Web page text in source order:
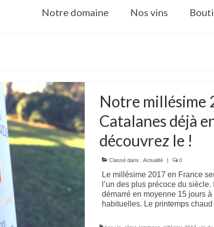
Notre domaine Nos vins
Notre millésime
Catalanes déjà
découvrez le !
Classé dans : Actualité | 0
Le millésime 2017 en France
l’un des plus précoce du
démarré en moyenne 15 jours
habituelles. Le printemps